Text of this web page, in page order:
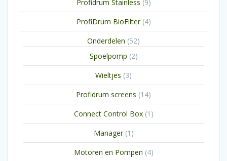
Profidrum Stainless 9
producten
ProfiDrum BioFilter 44
producten
Onderdelen 5252
Spoelpomp 22
producten
Wieltjes 33
producten
Profidrum screens 1414
producten
Connect Control Box 1 1
product
Manager 1 1
product
Motoren en Pompen 44